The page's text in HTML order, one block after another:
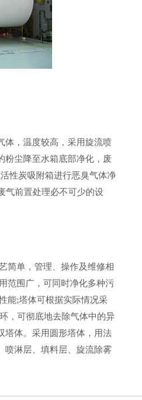
体，温度较高，采用旋流喷
粉尘降至水箱底部净化，废
性炭吸附箱进行恶臭气体净
气前置处理必不可少的设
简单，管理、操作及维修相
范围广，可同时净化多种污
能;塔体可根据实际情况采
，可彻底地去除气体中的异
塔体。采用圆形塔体，用法
喷淋层、填料层、旋流除雾